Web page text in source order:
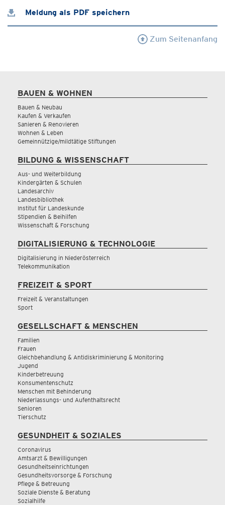
Meldung als PDF speichern
Zum Seitenanfang
BAUEN & WOHNEN
Bauen & Neubau
Kaufen & Verkaufen
Sanieren & Renovieren
Wohnen & Leben
Gemeinnützige/mildtätige Stiftungen
BILDUNG & WISSENSCHAFT
Aus- und Weiterbildung
Kindergärten & Schulen
Landesarchiv
Landesbibliothek
Institut für Landeskunde
Stipendien & Beihilfen
Wissenschaft & Forschung
DIGITALISIERUNG & TECHNOLOGIE
Digitalisierung in Niederösterreich
Telekommunikation
FREIZEIT & SPORT
Freizeit & Veranstaltungen
Sport
GESELLSCHAFT & MENSCHEN
Familien
Frauen
Gleichbehandlung & Antidiskriminierung & Monitoring
Jugend
Kinderbetreuung
Konsumentenschutz
Menschen mit Behinderung
Niederlassungs- und Aufenthaltsrecht
Senioren
Tierschutz
GESUNDHEIT & SOZIALES
Coronavirus
Amtsarzt & Bewilligungen
Gesundheitseinrichtungen
Gesundheitsvorsorge & Forschung
Pflege & Betreuung
Soziale Dienste & Beratung
Sozialhilfe